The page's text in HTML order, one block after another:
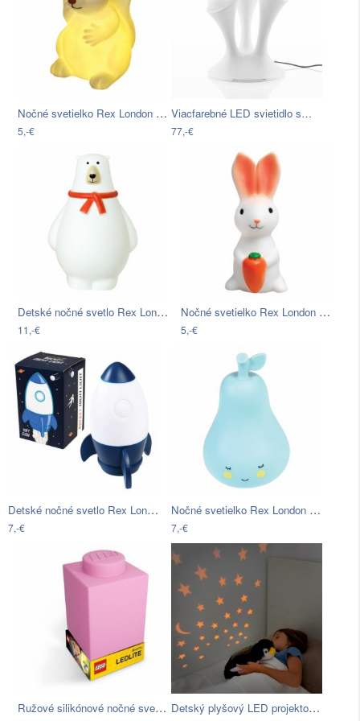
Nočné svetielko Rex London Baby Squirrel
5,-€
Viacfarebné LED svietidlo s…
77,-€
Detské nočné svetlo Rex London Bob the…
11,-€
Nočné svetielko Rex London Bunny
5,-€
Detské nočné svetlo Rex London Space…
7,-€
Nočné svetielko Rex London Pear
7,-€
Ružové silikónové nočné svetielko LEGO®… Detský plyšový LED projektor…